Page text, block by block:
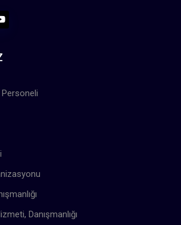
Danışmanlığı